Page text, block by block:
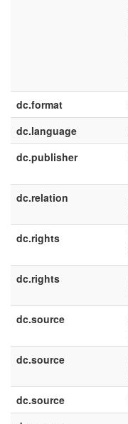
dc.format
dc.language
dc.publisher
dc.relation
dc.rights
dc.rights
dc.source
dc.source
dc.source